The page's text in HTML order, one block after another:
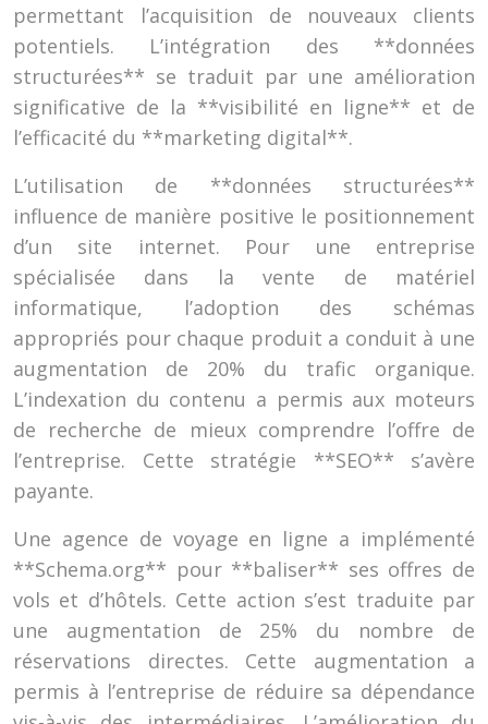
permettant l’acquisition de nouveaux clients
potentiels. L’intégration des **données
structurées** se traduit par une amélioration
significative de la **visibilité en ligne** et de
l’efficacité du **marketing digital**.
L’utilisation de **données structurées**
influence de manière positive le positionnement
d’un site internet. Pour une entreprise
spécialisée dans la vente de matériel
informatique, l’adoption des schémas
appropriés pour chaque produit a conduit à une
augmentation de 20% du trafic organique.
L’indexation du contenu a permis aux moteurs
de recherche de mieux comprendre l’offre de
l’entreprise. Cette stratégie **SEO** s’avère
payante.
Une agence de voyage en ligne a implémenté
**Schema.org** pour **baliser** ses offres de
vols et d’hôtels. Cette action s’est traduite par
une augmentation de 25% du nombre de
réservations directes. Cette augmentation a
permis à l’entreprise de réduire sa dépendance